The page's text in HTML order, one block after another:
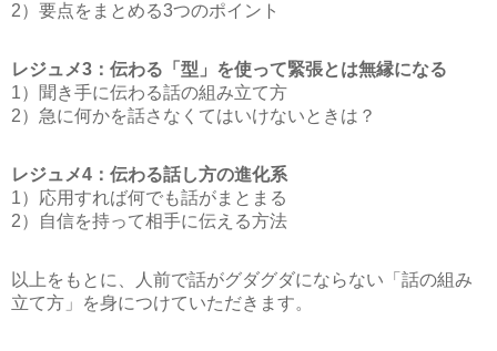
2）要点をまとめる3つのポイント
レジュメ3：伝わる「型」を使って緊張とは無縁になる
1）聞き手に伝わる話の組み立て方
2）急に何かを話さなくてはいけないときは？
レジュメ4：伝わる話し方の進化系
1）応用すれば何でも話がまとまる
2）自信を持って相手に伝える方法
以上をもとに、人前で話がグダグダにならない「話の組み
立て方」を身につけていただきます。